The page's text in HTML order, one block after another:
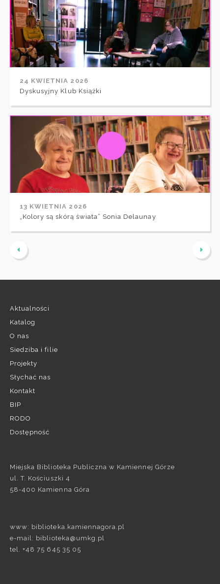
24 KWIETNIA 2026
Dyskusyjny Klub Książki
13 KWIETNIA 2026
„Kolory są skórą świata” Sonia Delaunay
Aktualności
Katalog
O nas
Siedziba i filie
Projekty
Słychać nas
Kontakt
BIP
RODO
Dostępność
Miejska Biblioteka Publiczna w Kamiennej Górze
ul. T. Kościuszki 4
58-400 Kamienna Góra
www: biblioteka.kamiennagora.pl
e-mail: biblioteka@umkg.pl
tel. +48 75 645 35 05